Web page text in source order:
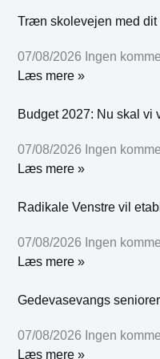
Træn skolevejen med dit
07/08/2026 Ingen
Læs mere »
Budget 2027: Nu skal
07/08/2026 Ingen
Læs mere »
Radikale Venstre vil
07/08/2026 Ingen
Læs mere »
Gedevasevangs
07/08/2026 Ingen
Læs mere »